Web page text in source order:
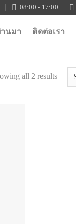
08:00 - 17:00
นมา
ติดต่อเรา
all 2 results